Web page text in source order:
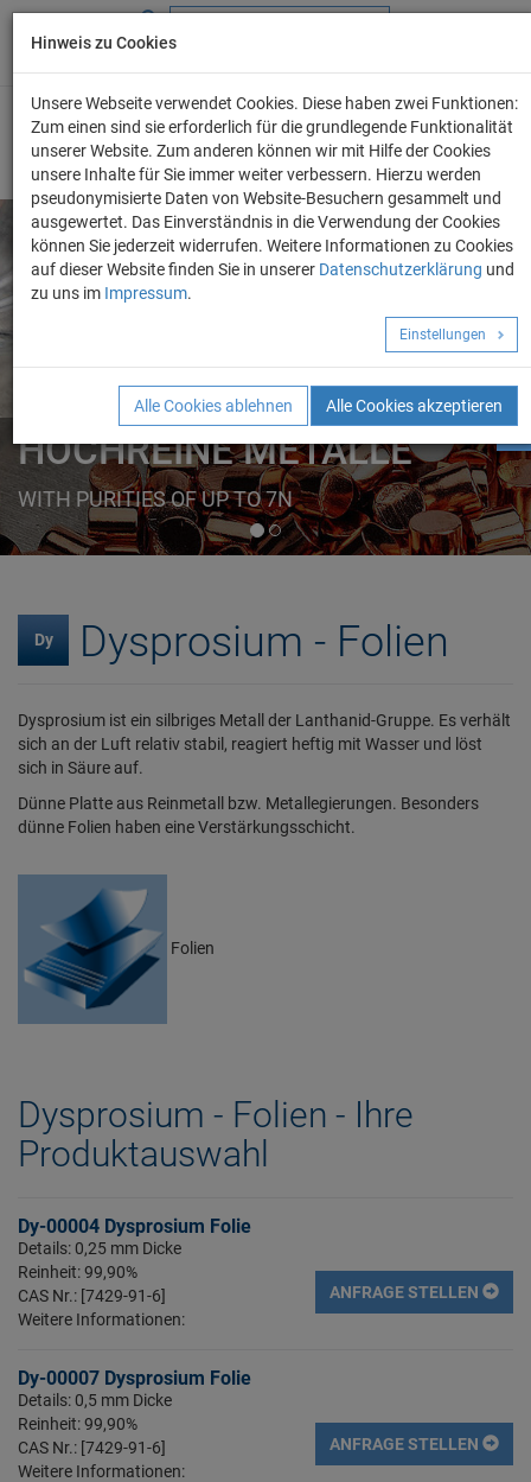
+49 (0) 69 986 4604 - 0
ELEMENTE
FORMEN
HOCHREINE METALLE
WITH PURITIES OF UP TO 7N
Angebot anfordern!
Dy Dysprosium - Folien
Dysprosium ist ein silbriges Metall der Lanthanid-Gruppe. Es verhält
sich an der Luft relativ stabil, reagiert heftig mit Wasser und löst
sich in Säure auf.
Dünne Platte aus Reinmetall bzw. Metallegierungen. Besonders
dünne Folien haben eine Verstärkungsschicht.
Folien
Dysprosium - Folien - Ihre
Produktauswahl
Dy-00004 Dysprosium Folie
Details: 0,25 mm Dicke
Reinheit: 99,90%
CAS Nr.: [7429-91-6]
Weitere Informationen:
ANFRAGE STELLEN
Dy-00007 Dysprosium Folie
Details: 0,5 mm Dicke
Reinheit: 99,90%
CAS Nr.: [7429-91-6]
Weitere Informationen:
ANFRAGE STELLEN
Hinweis zu Cookies
Unsere Webseite verwendet Cookies. Diese haben zwei Funktionen:
Zum einen sind sie erforderlich für die grundlegende Funktionalität
unserer Website. Zum anderen können wir mit Hilfe der Cookies
unsere Inhalte für Sie immer weiter verbessern. Hierzu werden
pseudonymisierte Daten von Website-Besuchern gesammelt und
ausgewertet. Das Einverständnis in die Verwendung der Cookies
können Sie jederzeit widerrufen. Weitere Informationen zu Cookies
auf dieser Website finden Sie in unserer Datenschutzerklärung und
zu uns im Impressum.
Einstellungen
Alle Cookies ablehnen Alle Cookies akzeptieren